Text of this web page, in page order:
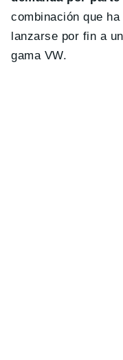
combinación que
lanzarse por fin a
gama VW.